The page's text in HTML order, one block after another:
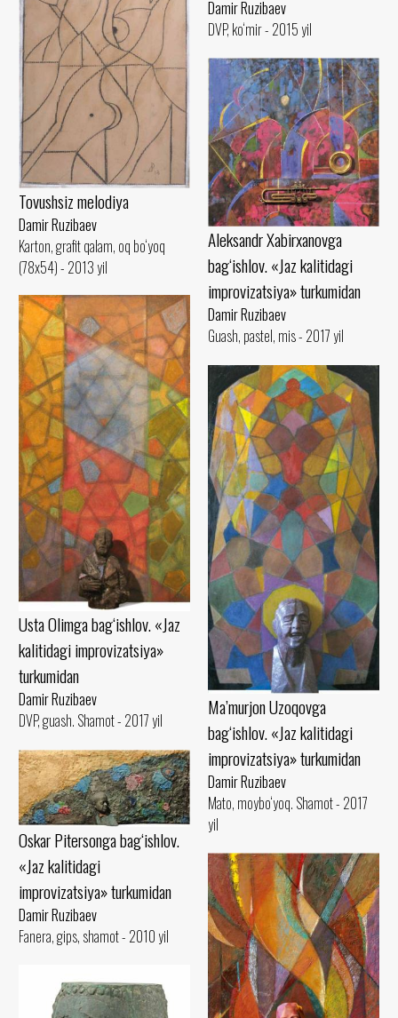
Damir Ruzibaev
DVP, ko‘mir - 2015 yil
Tovushsiz melodiya
Damir Ruzibaev
Karton, grafit qalam, oq bo‘yoq
(78x54) - 2013 yil
Aleksandr Xabirxanovga
bag‘ishlov. «Jaz kalitidagi
improvizatsiya» turkumidan
Damir Ruzibaev
Guash, pastel, mis - 2017 yil
Usta Olimga bag‘ishlov. «Jaz
kalitidagi improvizatsiya»
turkumidan
Damir Ruzibaev
DVP, guash. Shamot - 2017 yil
Ma’murjon Uzoqovga
bag‘ishlov. «Jaz kalitidagi
improvizatsiya» turkumidan
Damir Ruzibaev
Mato, moybo‘yoq. Shamot - 2017
yil
Oskar Pitersonga bag‘ishlov.
«Jaz kalitidagi
improvizatsiya» turkumidan
Damir Ruzibaev
Fanera, gips, shamot - 2010 yil